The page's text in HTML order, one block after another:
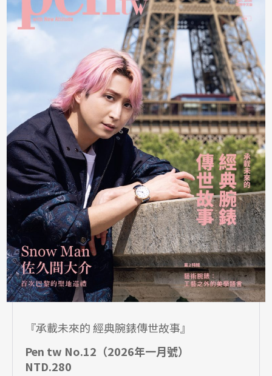
『承載未來的 經典腕錶傳世故事』
Pen tw No.12（2026年一月號）
NTD.280